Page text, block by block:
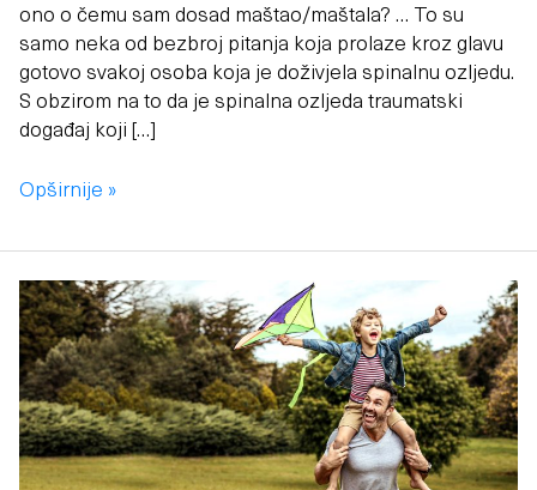
ono o čemu sam dosad maštao/maštala? … To su
samo neka od bezbroj pitanja koja prolaze kroz glavu
gotovo svakoj osoba koja je doživjela spinalnu ozljedu.
S obzirom na to da je spinalna ozljeda traumatski
događaj koji […]
Opširnije »
Kako
bezbrižno
putovati
sa
stomom?